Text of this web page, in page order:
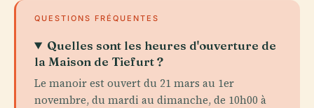
QUESTIONS FRÉQUENTES
Quelles sont les heures d'ouverture de
la Maison de Tiefurt ?
Le manoir est ouvert du 21 mars au 1er
novembre, du mardi au dimanche, de 10h00 à